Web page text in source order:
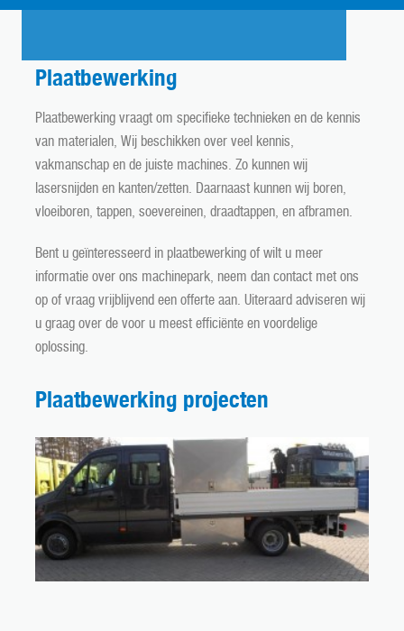
Plaatbewerking
Plaatbewerking vraagt om specifieke technieken en de kennis
van materialen, Wij beschikken over veel kennis,
vakmanschap en de juiste machines. Zo kunnen wij
lasersnijden en kanten/zetten. Daarnaast kunnen wij boren,
vloeiboren, tappen, soevereinen, draadtappen, en afbramen.
Bent u geïnteresseerd in plaatbewerking of wilt u meer
informatie over ons machinepark, neem dan contact met ons
op of vraag vrijblijvend een offerte aan. Uiteraard adviseren wij
u graag over de voor u meest efficiënte en voordelige
oplossing.
Plaatbewerking projecten